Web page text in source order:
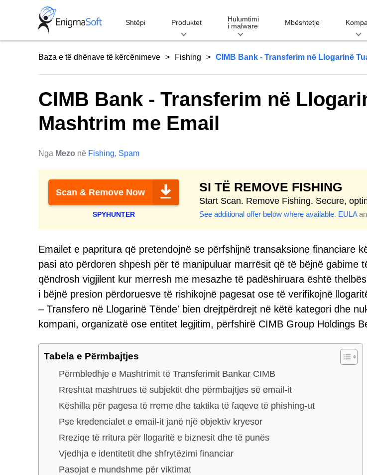
Shtëpi Produktet
Hulumtimi
i malware
Mbështetje
Baza e të dhënave të kërcënimeve Fishing CIMB Bank - Transferim në Llogarinë
CIMB Bank - Transferim në
Mashtrim me Email
Nga Mezo në Fishing, Spam
Scan & Remove Now
SPYHUNTER
SI TË REMOVE FISHING
Start Scan. Remove Fishing. Secure,
See additional offer below where available. EULA
Emailet e papritura që pretendojnë se përfshijnë transaksione financiare
pasi ato përdoren shpesh për të manipuluar marrësit që të bëjnë gabime
qëndrosh vigjilent kur merresh me mesazhe të padëshiruara është
i bëjnë presion përdoruesve të rishikojnë pagesat ose të verifikojnë
– Transfero në Llogarinë Tënde' bien drejtpërdrejt në këtë kategori dhe
kompani, organizatë ose entitet legjitim, përfshirë CIMB Group Holdings
Tabela e Përmbajtjes
Përmbledhje e Mashtrimit të Transferimit Bankar CIMB
Rreshtat mashtrues të subjektit dhe përmbajtjes së email-it
Këshilla për pagesa të rreme dhe taktika të faqeve të phishing-ut
Pse kredencialet e email-it janë një objektiv kryesor
Rreziqe të rritura për llogaritë e biznesit dhe të punës
Vjedhja e identitetit dhe shfrytëzimi financiar
Pasojat e mundshme për viktimat